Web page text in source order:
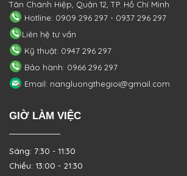
Tân Chánh Hiệp, Quận 12, TP. Hồ Chí Minh
Hotline: 0909 296 297 - 0937 296 297
Liên hệ tư vấn
Kỹ thuật: 0947 296 297
Bảo hành: 0966 296 297
Email: nangluongthegioi@gmail.com
GIỜ LÀM VIỆC
Sáng: 7:30 - 11:30
Chiều: 13:00 - 21:30